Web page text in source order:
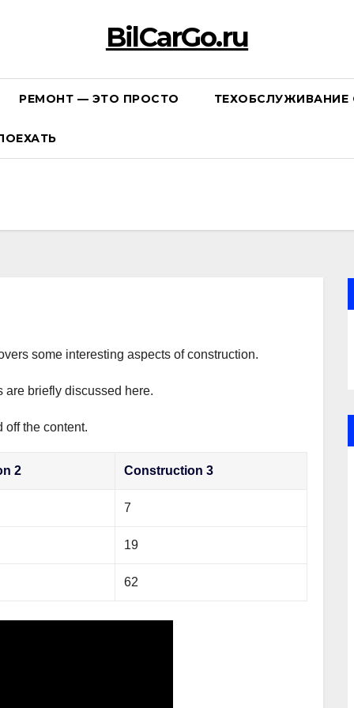
BilCarGo.ru
РЕМОНТ — ЭТО ПРОСТО
some interesting aspects of construction.
are briefly discussed here.
off the content.
2 Construction 3
7
19
62